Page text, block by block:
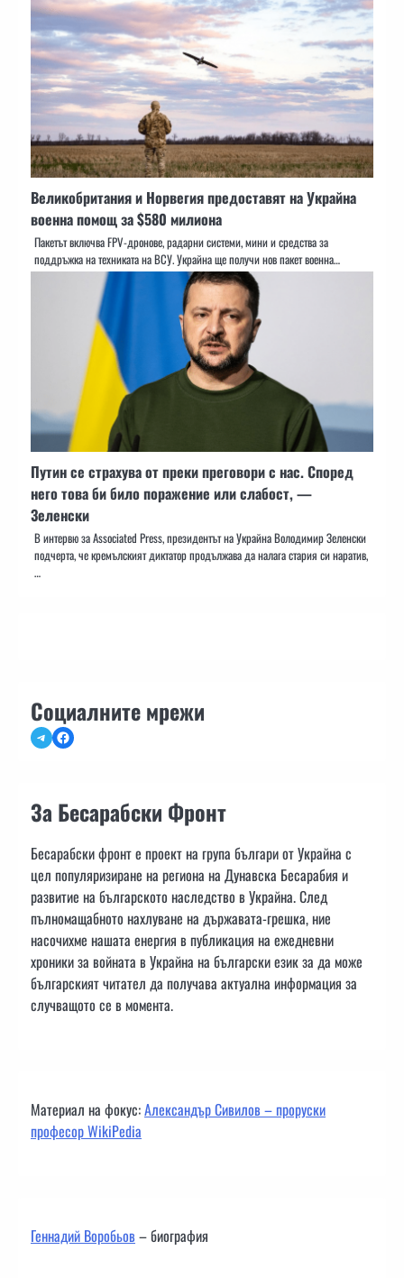
Великобритания и Норвегия предоставят на Украйна
военна помощ за $580 милиона
Пакетът включва FPV-дронове, радарни системи, мини и средства за
поддръжка на техниката на ВСУ. Украйна ще получи нов пакет военна…
Путин се страхува от преки преговори с нас. Според
него това би било поражение или слабост, —
Зеленски
В интервю за Associated Press, президентът на Украйна Володимир Зеленски
подчерта, че кремълският диктатор продължава да налага стария си наратив,
…
Социалните мрежи
TelegramFacebook
За Бесарабски Фронт
Бесарабски фронт е проект на група българи от Украйна с
цел популяризиране на региона на Дунавска Бесарабия и
развитие на българското наследство в Украйна. След
пълномащабното нахлуване на държавата-грешка, ние
насочихме нашата енергия в публикация на ежедневни
хроники за войната в Украйна на български език за да може
българският читател да получава актуална информация за
случващото се в момента.
Материал на фокус:Александър Сивилов – проруски
професор WikiPedia
Геннадий Воробьов– биография